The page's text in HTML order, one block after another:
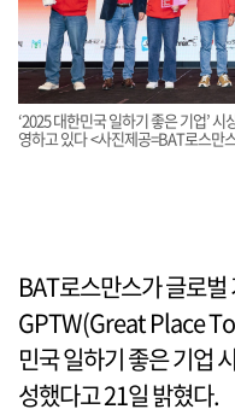
‘2025 대한민국 일하기 좋은 기업’
영하고 있다 <사진제공=BAT로스만
BAT로스만스가 글로
GPTW(Great Place
민국 일하기 좋은 기업
성했다고 21일 밝혔다.